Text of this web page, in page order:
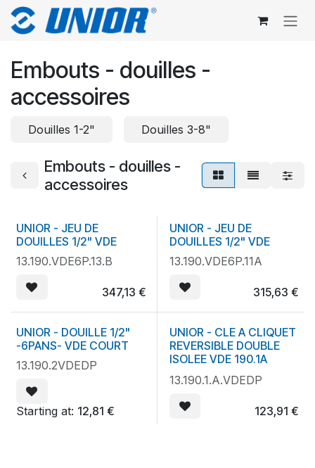
Se rendre au contenu
Embouts - douilles -
accessoires
Douilles 1-2" Douilles 3-8"
Embouts - douilles -
accessoires
UNIOR - JEU DE
DOUILLES 1/2" VDE
13.190.VDE6P.13.B
347,13 €
UNIOR - JEU DE
DOUILLES 1/2" VDE
13.190.VDE6P.11A
315,63 €
UNIOR - DOUILLE 1/2"
-6PANS- VDE COURT
13.190.2VDEDP
Starting at: 12,81 €
UNIOR - CLE A CLIQUET
REVERSIBLE DOUBLE
ISOLEE VDE 190.1A
13.190.1.A.VDEDP
123,91 €